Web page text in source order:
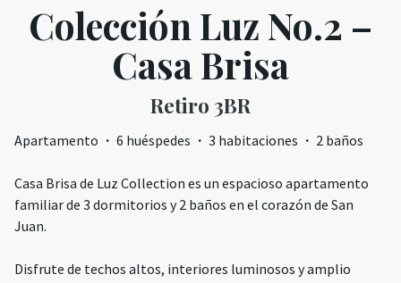
Colección Luz No.2 –
Casa Brisa
Retiro 3BR
Apartamento · 6 huéspedes · 3 habitaciones · 2 baños
Casa Brisa de Luz Collection es un espacioso apartamento
familiar de 3 dormitorios y 2 baños en el corazón de San
Juan.
Disfrute de techos altos, interiores luminosos y amplio